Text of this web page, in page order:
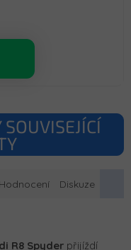
Hodnocení Diskuze
R8 Spyder přijíždí